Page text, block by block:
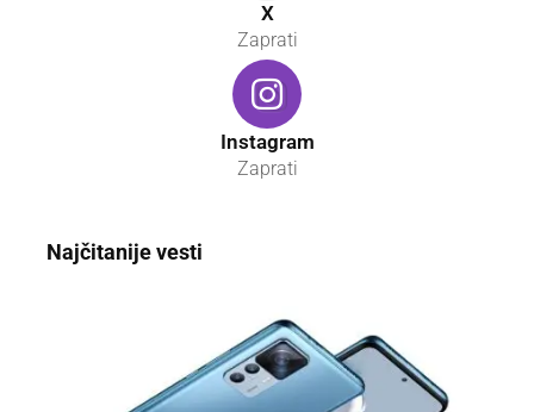
X
Zaprati
Instagram
Zaprati
Najčitanije vesti